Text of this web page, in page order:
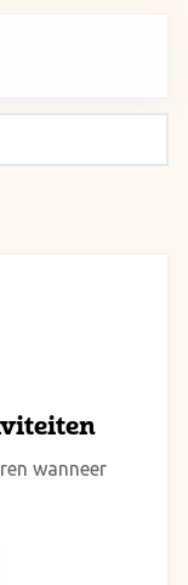
wanneer